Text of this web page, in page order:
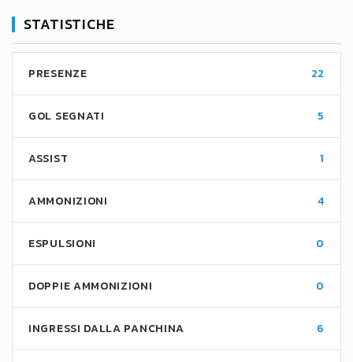
STATISTICHE
PRESENZE 22
GOL SEGNATI 5
ASSIST 1
AMMONIZIONI 4
ESPULSIONI 0
DOPPIE AMMONIZIONI 0
INGRESSI DALLA PANCHINA 6